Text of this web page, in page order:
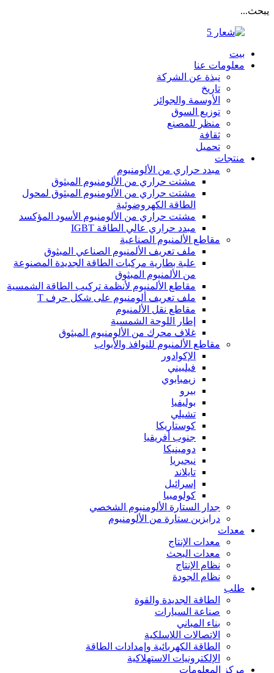
يبحث...
بيت
معلومات عنا
نبذة عن الشركة
تاريخ
الأوسمة والجوائز
توزيع السوق
منظر للمصنع
ثقافة
تحميل
منتجات
مبدد حراري من الألومنيوم
مشتت حراري من الألومنيوم المبثوق
مشتت حراري من الألومنيوم المبثوق لمحول
الطاقة الكهروضوئية
مشتت حراري من الألومنيوم الأسود المؤكسد
مبدد حراري عالي الطاقة IGBT
مقاطع الألمنيوم الصناعية
ملف تعريف الألمنيوم الصناعي المبثوق
علبة بطارية مركبات الطاقة الجديدة المصنوعة
من الألمنيوم المبثوق
مقاطع الألمنيوم لأنظمة تركيب الطاقة الشمسية
ملف تعريف ألومنيوم على شكل حرف T
مقاطع نقل الألمنيوم
إطار اللوحة الشمسية
غلاف محرك من الألومنيوم المبثوق
مقاطع الألمنيوم للنوافذ والأبواب
الإكوادور
فيلبيني
زيمبابوي
بيرو
بوليفيا
تشيلي
كوستاريكا
جنوب أفريقيا
دومينيكا
نيجيريا
تايلاند
إسرائيل
كولومبيا
جدار الستارة الألومنيوم الشخصي
درابزين ستارة من الألومنيوم
معدات
معدات الإنتاج
معدات البحث
نظام الإنتاج
نظام الجودة
طلب
الطاقة الجديدة والقوة
صناعة السيارات
بناء المباني
الاتصالات اللاسلكية
الطاقة الكهربائية وإمدادات الطاقة
الإلكترونيات الاستهلاكية
مركز المعلومات